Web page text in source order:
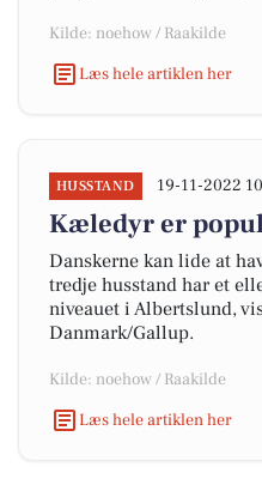
Kilde: noehow / Raakilde
Læs hele artiklen her
HUSSTAND 19-11-2022
Kæledyr er
Danskerne kan lide at
tredje husstand har et
niveauet i Albertslund,
Danmark/Gallup.
Kilde: noehow / Raakilde
Læs hele artiklen her